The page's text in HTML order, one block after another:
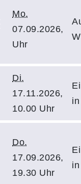
Mo.
07.09.2026,
Uhr
Di.
17.11.2026,
10.00 Uhr
Do.
17.09.2026,
19.30 Uhr